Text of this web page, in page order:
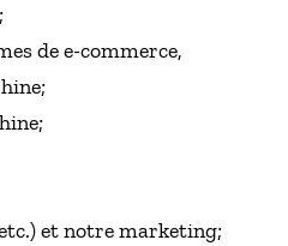
de e-commerce,
et notre marketing;